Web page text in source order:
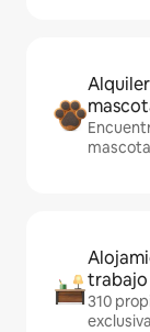
trabajo
310
exclusiva